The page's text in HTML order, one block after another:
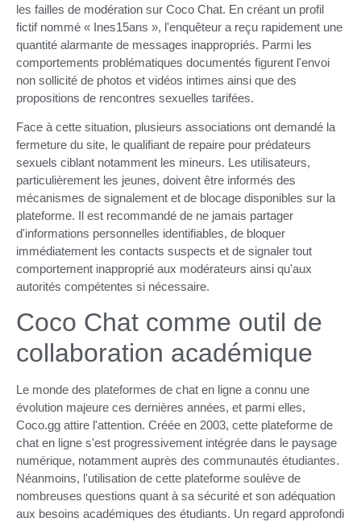
les failles de modération sur Coco Chat. En créant un profil
fictif nommé « Ines15ans », l'enquêteur a reçu rapidement une
quantité alarmante de messages inappropriés. Parmi les
comportements problématiques documentés figurent l'envoi
non sollicité de photos et vidéos intimes ainsi que des
propositions de rencontres sexuelles tarifées.
Face à cette situation, plusieurs associations ont demandé la
fermeture du site, le qualifiant de repaire pour prédateurs
sexuels ciblant notamment les mineurs. Les utilisateurs,
particulièrement les jeunes, doivent être informés des
mécanismes de signalement et de blocage disponibles sur la
plateforme. Il est recommandé de ne jamais partager
d'informations personnelles identifiables, de bloquer
immédiatement les contacts suspects et de signaler tout
comportement inapproprié aux modérateurs ainsi qu'aux
autorités compétentes si nécessaire.
Coco Chat comme outil de
collaboration académique
Le monde des plateformes de chat en ligne a connu une
évolution majeure ces dernières années, et parmi elles,
Coco.gg attire l'attention. Créée en 2003, cette plateforme de
chat en ligne s'est progressivement intégrée dans le paysage
numérique, notamment auprès des communautés étudiantes.
Néanmoins, l'utilisation de cette plateforme soulève de
nombreuses questions quant à sa sécurité et son adéquation
aux besoins académiques des étudiants. Un regard approfondi